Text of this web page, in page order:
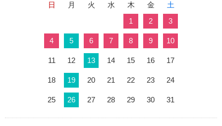
日 月 火 水 木 金
土
1
2 3
4 5 6 7 8 9 10
11 12 13 14 15 16 17
18 19 20 21 22 23 24
25 26 27 28 29 30 31